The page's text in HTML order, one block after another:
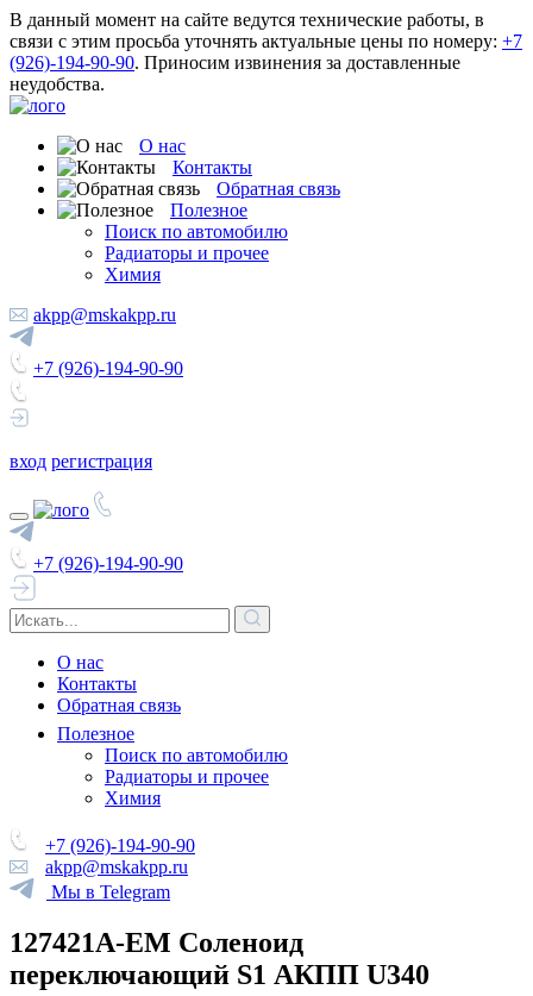
В данный момент на сайте ведутся технические работы, в
связи с этим просьба уточнять актуальные цены по номеру: +7
(926)-194-90-90. Приносим извинения за доставленные
неудобства.
О нас
Контакты
Обратная связь
Полезное
Поиск по автомобилю
Радиаторы и прочее
Химия
akpp@mskakpp.ru
+7 (926)-194-90-90
вход регистрация
+7 (926)-194-90-90
О нас
Контакты
Обратная связь
Полезное
Поиск по автомобилю
Радиаторы и прочее
Химия
+7 (926)-194-90-90
akpp@mskakpp.ru
Мы в Telegram
127421A-EM Соленоид
переключающий S1 АКПП U340